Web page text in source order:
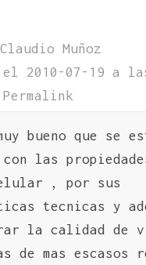
Claudio Muñoz
el 2010-07-19 a
Permalink
bueno que se
las
, por sus
tecnicas y
la calidad de
de mas escasos